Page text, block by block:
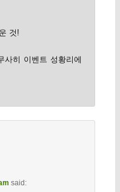
것!
히 이벤트 성황리에
said: